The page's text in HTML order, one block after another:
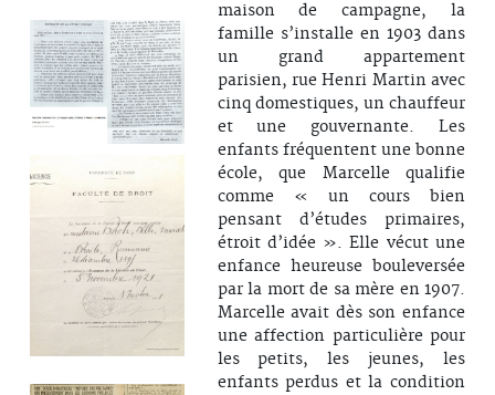
maison de campagne, la
famille s’installe en 1903 dans
un grand appartement
parisien, rue Henri Martin avec
cinq domestiques, un chauffeur
et une gouvernante. Les
enfants fréquentent une bonne
école, que Marcelle qualifie
comme « un cours bien
pensant d’études primaires,
étroit d’idée ». Elle vécut une
enfance heureuse bouleversée
par la mort de sa mère en 1907.
Marcelle avait dès son enfance
une affection particulière pour
les petits, les jeunes, les
enfants perdus et la condition